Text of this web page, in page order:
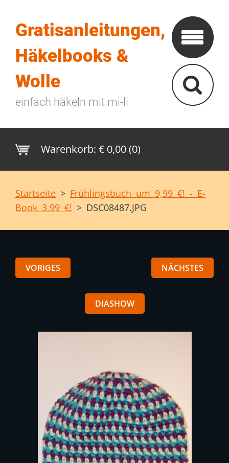
Gratisanleitungen,
Häkelbooks &
Wolle
einfach häkeln mit mi-li
Warenkorb: € 0,00 (0)
Startseite > Frühlingsbuch um 9,99 €! - E-
Book 3,99 €! > DSC08487.JPG
VORIGES NÄCHSTES
DIASHOW